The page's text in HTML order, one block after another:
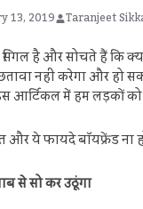
13, 2019 Taranjeet
है और सोचते हैं कि
नहीं करेगा और हो
आर्टिकल में हम लड़कों को
और ये फायदे बॉयफ्रेंड
से सो कर उठूंगा